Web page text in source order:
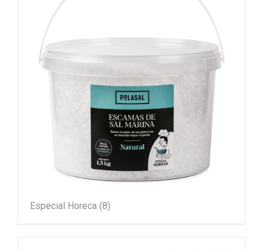
Especial Horeca (8)